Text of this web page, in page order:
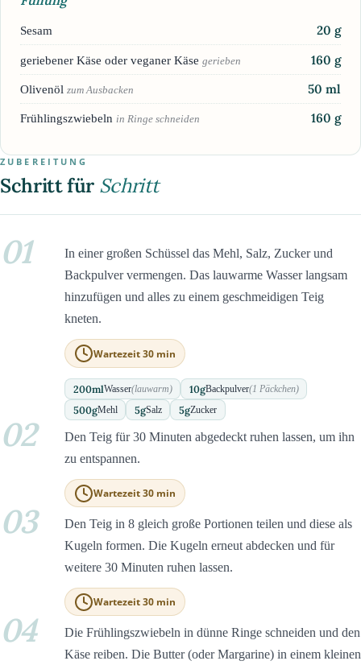
Sesam 20 g
geriebener Käse oder veganer Käse gerieben 160 g
Olivenöl zum Ausbacken 50 ml
Frühlingszwiebeln in Ringe schneiden 160 g
ZUBEREITUNG
Schritt für Schritt
01
In einer großen Schüssel das Mehl, Salz, Zucker und
Backpulver vermengen. Das lauwarme Wasser langsam
hinzufügen und alles zu einem geschmeidigen Teig
kneten.
Wartezeit 30 min
200mlWasser(lauwarm) 10gBackpulver(1 Päckchen)
500gMehl 5gSalz 5gZucker
02
Den Teig für 30 Minuten abgedeckt ruhen lassen, um ihn
zu entspannen.
Wartezeit 30 min
03
Den Teig in 8 gleich große Portionen teilen und diese als
Kugeln formen. Die Kugeln erneut abdecken und für
weitere 30 Minuten ruhen lassen.
Wartezeit 30 min
04
Die Frühlingszwiebeln in dünne Ringe schneiden und den
Käse reiben. Die Butter (oder Margarine) in einem kleinen